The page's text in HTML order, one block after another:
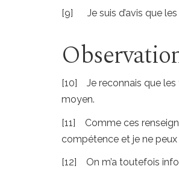
[9] Je suis d’avis que les
[10] Je reconnais que les
moyen.
[11] Comme ces
compétence et je ne
[12] On m’a toutefois